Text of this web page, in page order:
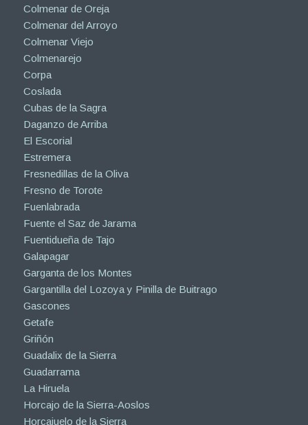
Colmenar de Oreja
Colmenar del Arroyo
Colmenar Viejo
Colmenarejo
Corpa
Coslada
Cubas de la Sagra
Daganzo de Arriba
El Escorial
Estremera
Fresnedillas de la Oliva
Fresno de Torote
Fuenlabrada
Fuente el Saz de Jarama
Fuentidueña de Tajo
Galapagar
Garganta de los Montes
Gargantilla del Lozoya y Pinilla de Buitrago
Gascones
Getafe
Griñón
Guadalix de la Sierra
Guadarrama
La Hiruela
Horcajo de la Sierra-Aoslos
Horcajuelo de la Sierra